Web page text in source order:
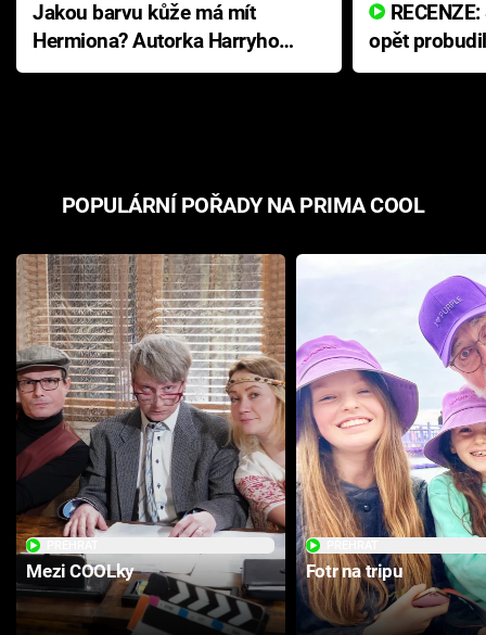
Jakou barvu kůže má mít
Hermiona? Autorka Harryho
Pottera přišla s ráznou
opět
přichází s
POPULÁRNÍ POŘADY NA PRIMA COOL
Mezi COOLky Fotr na tripu